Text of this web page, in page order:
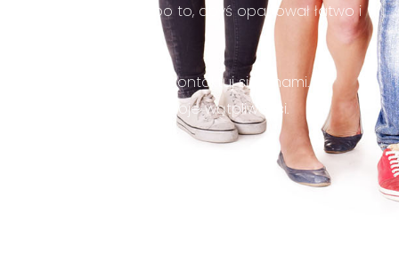
opracowane jest po to, abyś opanował łatwo i
Po więcej informacji kontaktuj się z nami. Z
chęcią rozwiejemy twoje wątpliwości.